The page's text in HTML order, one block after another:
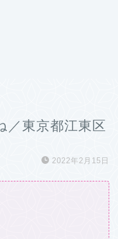
／東京都江東区
2022年2月15日